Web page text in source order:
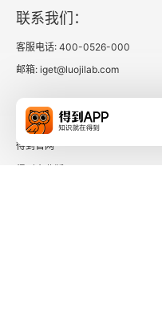
（二）汉匈之战
（三）赤壁之战
（五）唐突厥之战
（六）宋金和尚原之战
联系我们：
客服电话: 400-0526-000
邮箱: iget@luojilab.com
相关链接：
得到官网